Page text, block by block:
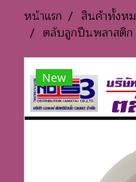
หน้าแรก สินค้าทั้งห
ตลับลูกปืนพลาสติก
New